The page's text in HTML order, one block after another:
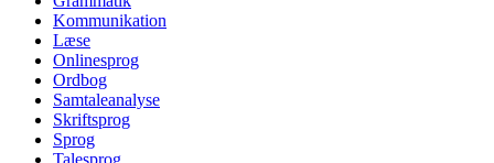
Kommunikation
Læse
Onlinesprog
Ordbog
Samtaleanalyse
Skriftsprog
Sprog